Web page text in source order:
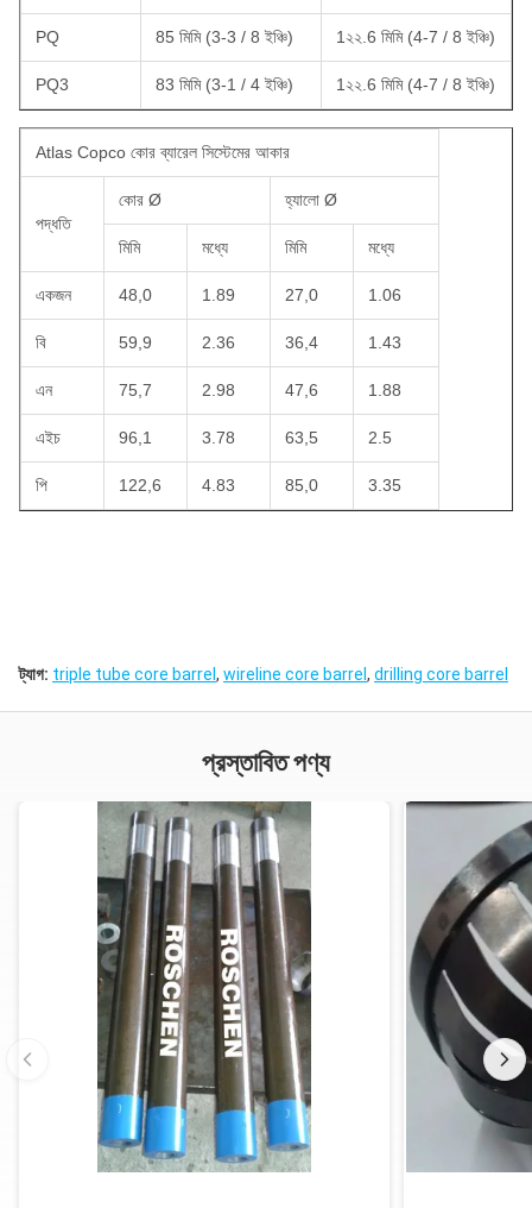
PQ 85 মিমি (3-3 / 8 ইঞ্চি) 1২২.6 মিমি (4-7 / 8 ইঞ্চি)
PQ3 83 মিমি (3-1 / 4 ইঞ্চি) 1২২.6 মিমি (4-7 / 8 ইঞ্চি)
Atlas Copco কোর ব্যারেল সিস্টেমের আকার
পদ্ধতি
কোর Ø হ্যালো Ø
মিমি মধ্যে মিমি মধ্যে
একজন 48,0 1.89 27,0 1.06
বি 59,9 2.36 36,4 1.43
এন 75,7 2.98 47,6 1.88
এইচ 96,1 3.78 63,5 2.5
পি 122,6 4.83 85,0 3.35
ট্যাগ: triple tube core barrel , wireline core barrel , drilling core barrel
প্রস্তাবিত পণ্য